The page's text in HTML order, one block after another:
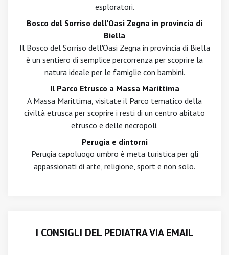
esploratori.
Bosco del Sorriso dell'Oasi Zegna in provincia di
Biella
Il Bosco del Sorriso dell'Oasi Zegna in provincia di Biella
è un sentiero di semplice percorrenza per scoprire la
natura ideale per le famiglie con bambini.
Il Parco Etrusco a Massa Marittima
A Massa Marittima, visitate il Parco tematico della
civiltà etrusca per scoprire i resti di un centro abitato
etrusco e delle necropoli.
Perugia e dintorni
Perugia capoluogo umbro è meta turistica per gli
appassionati di arte, religione, sport e non solo.
I CONSIGLI DEL PEDIATRA VIA EMAIL